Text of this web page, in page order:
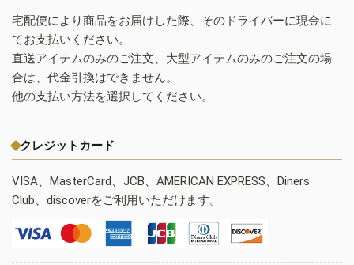
宅配便により商品をお届けした際、そのドライバーに現金に
てお支払いください。
直送アイテムのみのご注文、大型アイテムのみのご注文の場
合は、代金引換はできません。
他の支払い方法を選択してください。
クレジットカード
VISA、MasterCard、JCB、AMERICAN EXPRESS、Diners
Club、discoverをご利用いただけます。